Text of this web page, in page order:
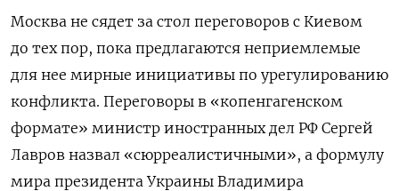
Москва не сядет за стол переговоров с Киевом
до тех пор, пока предлагаются неприемлемые
для нее мирные инициативы по урегулированию
конфликта. Переговоры в «копенгагенском
формате» министр иностранных дел РФ Сергей
Лавров назвал «сюрреалистичными», а формулу
мира президента Украины Владимира